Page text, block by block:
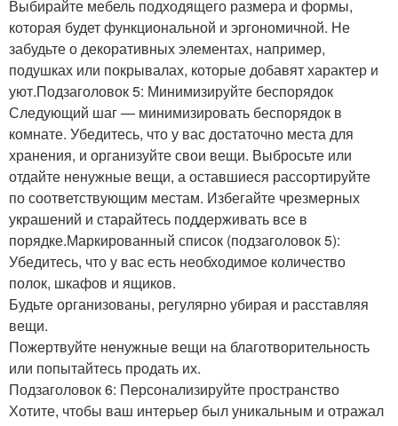
Выбирайте мебель подходящего размера и формы,
которая будет функциональной и эргономичной. Не
забудьте о декоративных элементах, например,
подушках или покрывалах, которые добавят характер и
уют.Подзаголовок 5: Минимизируйте беспорядок
Следующий шаг — минимизировать беспорядок в
комнате. Убедитесь, что у вас достаточно места для
хранения, и организуйте свои вещи. Выбросьте или
отдайте ненужные вещи, а оставшиеся рассортируйте
по соответствующим местам. Избегайте чрезмерных
украшений и старайтесь поддерживать все в
порядке.Маркированный список (подзаголовок 5):
Убедитесь, что у вас есть необходимое количество
полок, шкафов и ящиков.
Будьте организованы, регулярно убирая и расставляя
вещи.
Пожертвуйте ненужные вещи на благотворительность
или попытайтесь продать их.
Подзаголовок 6: Персонализируйте пространство
Хотите, чтобы ваш интерьер был уникальным и отражал